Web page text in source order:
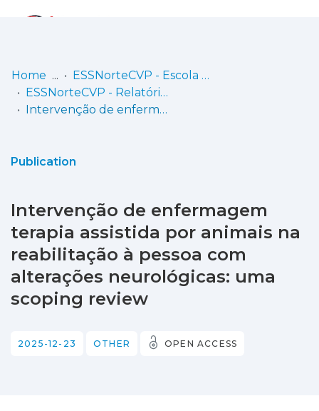
Communities
Statistics
Home
ESSNorteCVP - Escola Superior de Saúde Norte da Cruz Vermelha Portuguesa
ESSNorteCVP - Relatório Final de Estágio
Intervenção de enfermagem terapia assistida por animais na reabilitação à pessoa com alterações neurológicas: uma scoping review
Publication
Intervenção de enfermagem
terapia assistida por animais na
reabilitação à pessoa com
alterações neurológicas: uma
scoping review
2025-12-23 OTHER OPEN ACCESS